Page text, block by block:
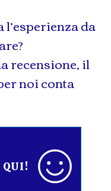
da
recensione, il
noi conta
QUI!